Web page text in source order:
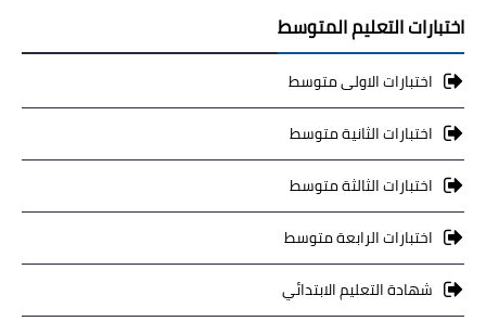
اختبارات التعليم المتوسط
اختبارات الاولى متوسط
اختبارات الثانية متوسط
اختبارات الثالثة متوسط
اختبارات الرابعة متوسط
شهادة التعليم الابتدائي